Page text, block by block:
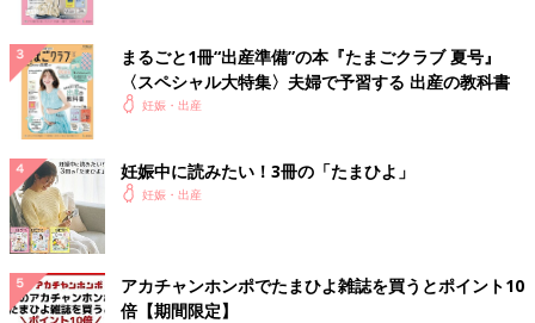
まるごと1冊“出産準備”の本『たまごクラブ 夏号』
〈スペシャル大特集〉夫婦で予習する 出産の教科書
妊娠・出産
妊娠中に読みたい！3冊の「たまひよ」
妊娠・出産
アカチャンホンポでたまひよ雑誌を買うとポイント10
倍【期間限定】